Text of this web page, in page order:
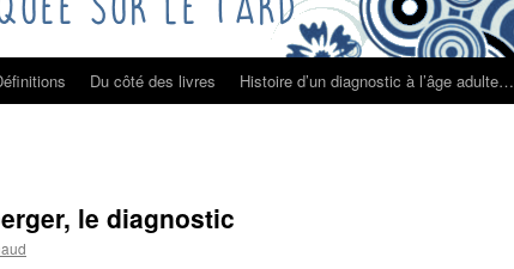
Du côté des livres Histoire d’un diagnostic à l’âge adulte…
le diagnostic